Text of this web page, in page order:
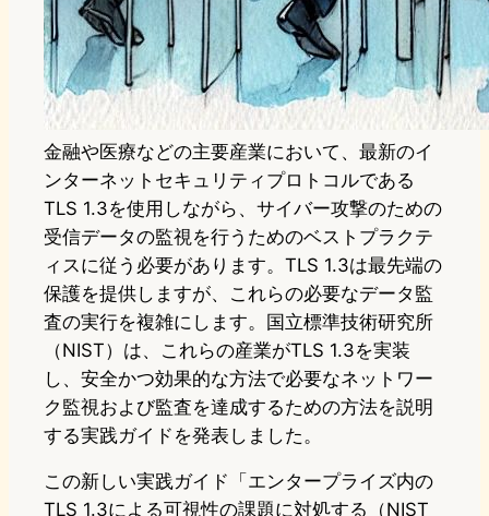
金融や医療などの主要産業において、最新のイ
ンターネットセキュリティプロトコルである
TLS 1.3を使用しながら、サイバー攻撃のための
受信データの監視を行うためのベストプラクテ
ィスに従う必要があります。TLS 1.3は最先端の
保護を提供しますが、これらの必要なデータ監
査の実行を複雑にします。国立標準技術研究所
（NIST）は、これらの産業がTLS 1.3を実装
し、安全かつ効果的な方法で必要なネットワー
ク監視および監査を達成するための方法を説明
する実践ガイドを発表しました。
この新しい実践ガイド「エンタープライズ内の
TLS 1.3による可視性の課題に対処する（NIST